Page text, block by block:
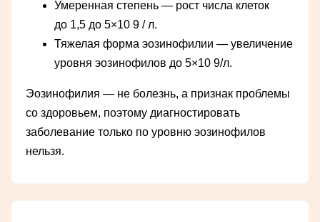
Умеренная степень — рост числа клеток
до 1,5 до 5×10 9 / л.
Тяжелая форма эозинофилии — увеличение
уровня эозинофилов до 5×10 9/л.
Эозинофилия — не болезнь, а признак проблемы
со здоровьем, поэтому диагностировать
заболевание только по уровню эозинофилов
нельзя.